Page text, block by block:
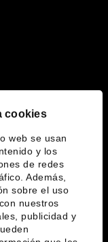
cookies
web se usan
y los
de redes
Además,
sobre el uso
nuestros
publicidad y